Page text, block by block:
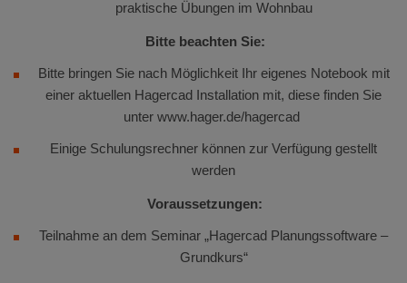
praktische Übungen im Wohnbau
Bitte beachten Sie:
Bitte bringen Sie nach Möglichkeit Ihr eigenes Notebook mit
einer aktuellen Hagercad Installation mit, diese finden Sie
unter www.hager.de/hagercad
Einige Schulungsrechner können zur Verfügung gestellt
werden
Voraussetzungen:
Teilnahme an dem Seminar „Hagercad Planungssoftware –
Grundkurs“